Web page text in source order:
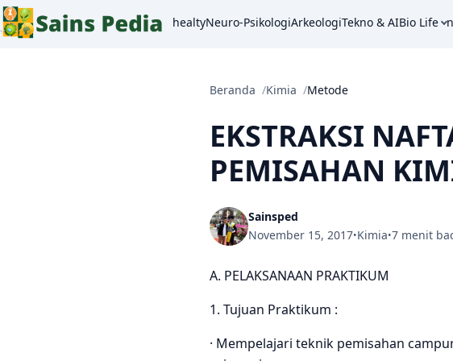
healtyNeuro-PsikologiArkeologiTekno & AIBio Life
Beranda Kimia Metode
EKSTRAKSI
PEMISAHAN
Sainsped
November 15, 2017•Kimia•7 menit
A. PELAKSANAAN PRAKTIKUM
1. Tujuan Praktikum :
· Mempelajari teknik pemisahan